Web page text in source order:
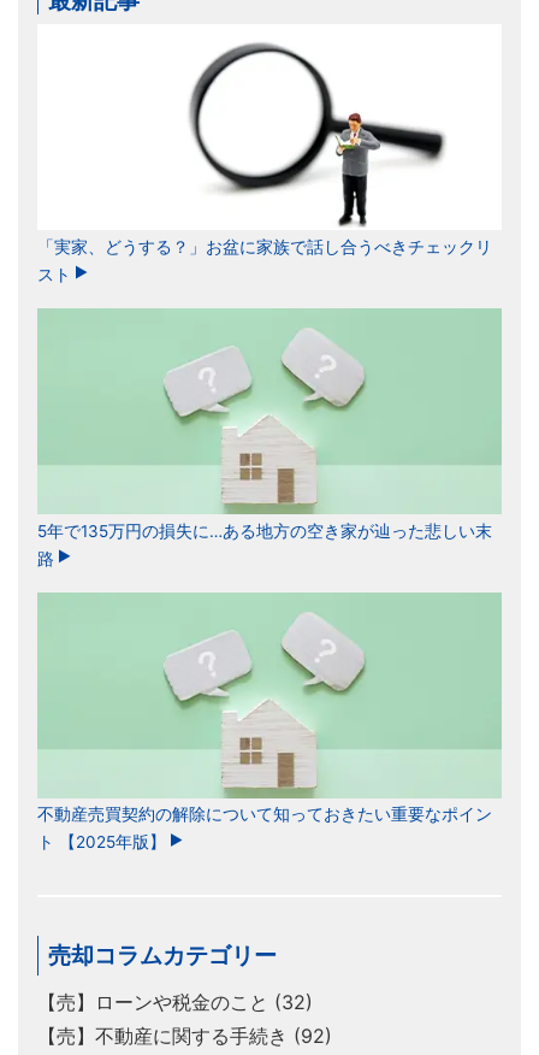
「実家、どうする？」お盆に家族で話し合うべきチェックリ
スト
5年で135万円の損失に…ある地方の空き家が辿った悲しい末
路
不動産売買契約の解除について知っておきたい重要なポイン
ト 【2025年版】
売却コラムカテゴリー
【売】ローンや税金のこと (32)
【売】不動産に関する手続き (92)